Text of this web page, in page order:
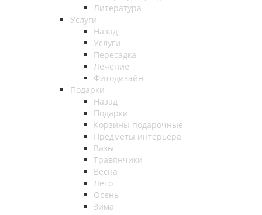
Литература
Услуги
Назад
Услуги
Пересадка
Лечение
Фитодизайн
Подарки
Назад
Подарки
Корзины подарочные
Предметы интерьера
Вазы
Травянчики
Весна
Лето
Осень
Зима